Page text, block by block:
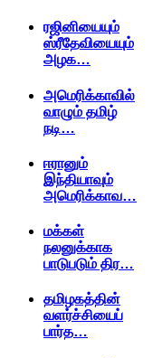
ரஜினியையும்
ஸ்ரீதேவியையும்
அழக…
அமெரிக்காவில்
வாழும் தமிழ்
நடி…
ஈரானும்
இந்தியாவும்
அமெரிக்காவ…
மக்கள்
நலனுக்காக
பாடுபடும் திர…
தமிழகத்தின்
வளர்ச்சியைப்
பார்த…